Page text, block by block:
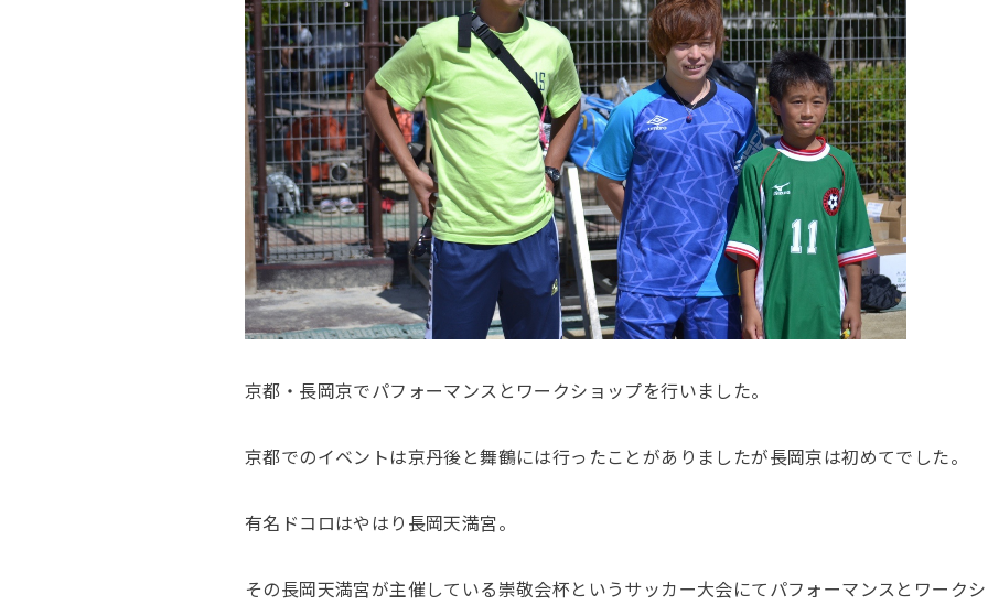
京都・長岡京でパフォーマンスとワークショップを行いました。
京都でのイベントは京丹後と舞鶴には行ったことがありましたが長岡京は初めてでした。
有名ドコロはやはり長岡天満宮。
その長岡天満宮が主催している崇敬会杯というサッカー大会にてパフォーマンスとワーク